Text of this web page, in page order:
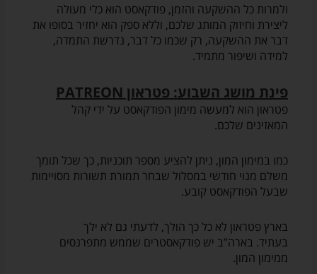
ולמרות כל ההשקעה והזמן, פודקאסט הוא כלי מעולה
ליצירת וחיזוק המותג שלכם, וללא ספק הוא יחזיר בסופו את
דבר את ההשקעה, רק שכמו כל דבר, נדרשת התמדה,
למידה ושיפור מתמיד.
פינת מושג השבוע: פטראון PATREON
פטראון הוא למעשה מימון הפודקאסט על ידי קהל
המאזינים שלכם.
כמו במימון המון, ניתן להציע מספר תוכניות, כך שכל תומך
משלם מנוי חודשי במסלול שבחר תמורת תשורות מסויימות
שבעל הפודקאסט קובע.
בארץ פטראון לא כל כך הולך, לדעתי גם לא ילך
בעתיד. בארה”ב יש פודקאסטרים שממש מתפרנסים
ממימון המון.